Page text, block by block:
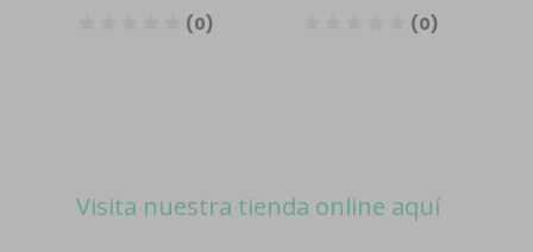
Visita nuestra tienda online aquí